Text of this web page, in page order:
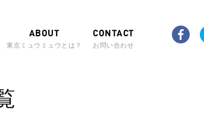
ABOUT
東京ミュウミュウとは？
CONTACT
お問い合わせ